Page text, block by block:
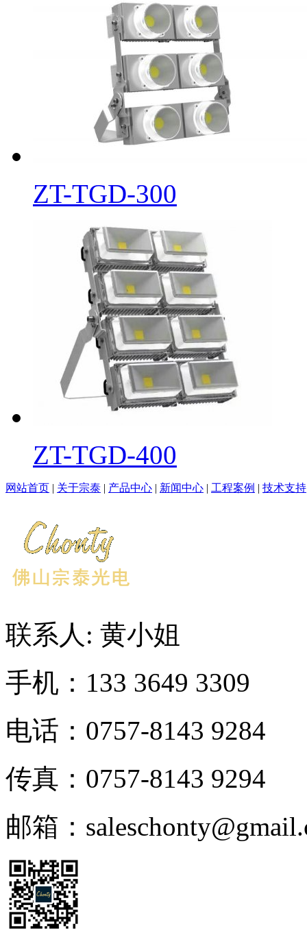
ZT-TGD-300
ZT-TGD-400
网站首页 | 关于宗泰 | 产品中心 | 新闻中心 | 工程案例 | 技术支持
联系人: 黄小姐
手机：133 3649 3309
电话：0757-8143 9284
传真：0757-8143 9294
邮箱：